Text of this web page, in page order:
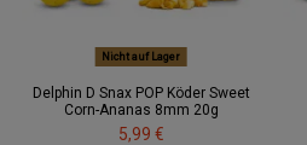
Nicht auf Lager
Delphin D Snax POP Köder Sweet
Corn-Ananas 8mm 20g
5,99 €